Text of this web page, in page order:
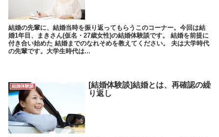
結婚の先輩に、結婚当時を振り返ってもらうこのコーナー。今回は結
婚1年目、まきさん(仮名・27歳女性)の結婚体験談です。 結婚を前提に
付き合い始めた 結婚までのなれそめを教えてください。 夫は大学時代
の先輩です。大学生時代は...
結婚体験談
[結婚体験談]結婚とは、再確認の繰
り返し